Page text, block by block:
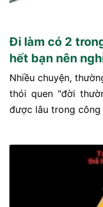
Đi làm có 2
hết bạn nên
Nhiều chuyện,
thói quen "đời
được lâu trong công